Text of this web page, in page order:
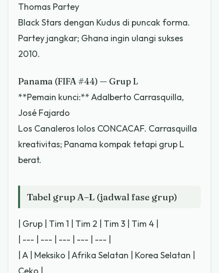
Thomas Partey
Black Stars dengan Kudus di puncak forma.
Partey jangkar; Ghana ingin ulangi sukses
2010.
Panama (FIFA #44) — Grup L
**Pemain kunci:** Adalberto Carrasquilla,
José Fajardo
Los Canaleros lolos CONCACAF. Carrasquilla
kreativitas; Panama kompak tetapi grup L
berat.
Tabel grup A–L (jadwal fase grup)
| Grup | Tim 1 | Tim 2 | Tim 3 | Tim 4 |
| --- | --- | --- | --- | --- |
| A | Meksiko | Afrika Selatan | Korea Selatan |